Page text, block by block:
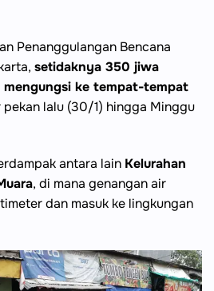
Penanggulangan Bencana
setidaknya 350 jiwa
ke tempat-tempat
pekan lalu (30/1) hingga Minggu
antara lain Kelurahan
, di mana genangan air
dan masuk ke lingkungan